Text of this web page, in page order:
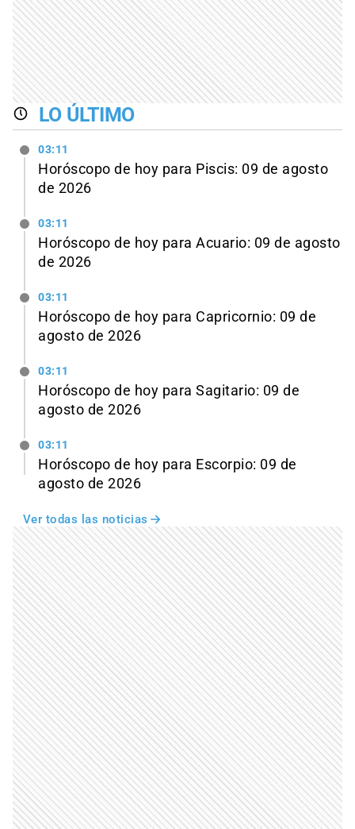
LO ÚLTIMO
03:11
Horóscopo de hoy para Piscis: 09 de agosto
de 2026
03:11
Horóscopo de hoy para Acuario: 09 de agosto
de 2026
03:11
Horóscopo de hoy para Capricornio: 09 de
agosto de 2026
03:11
Horóscopo de hoy para Sagitario: 09 de
agosto de 2026
03:11
Horóscopo de hoy para Escorpio: 09 de
agosto de 2026
Ver todas las noticias